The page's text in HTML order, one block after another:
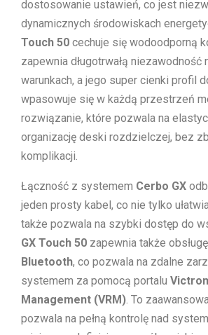
dostosowanie ustawień, co jest
dynamicznych środowiskach
Touch 50 cechuje się wodoodporną
zapewnia długotrwałą niezawodność
warunkach, a jego super cienki profil
wpasowuje się w każdą przestrzeń
rozwiązanie, które pozwala na
organizację deski rozdzielczej, bez
komplikacji.
Łączność z systemem Cerbo GX
jeden prosty kabel, co nie tylko
także pozwala na szybki dostęp do
GX Touch 50 zapewnia także
Bluetooth, co pozwala na zdalne
systemem za pomocą portalu
Management (VRM) . To
pozwala na pełną kontrolę nad